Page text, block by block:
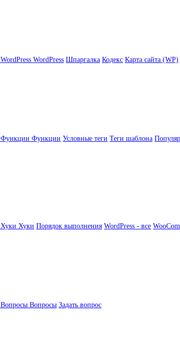
WordPress WordPress Шпаргалка Кодекс Карта сайта (WP)
Функции Функции Условные теги Теги шаблона
Хуки Хуки Порядок выполнения WordPress - все
Вопросы Вопросы Задать вопрос